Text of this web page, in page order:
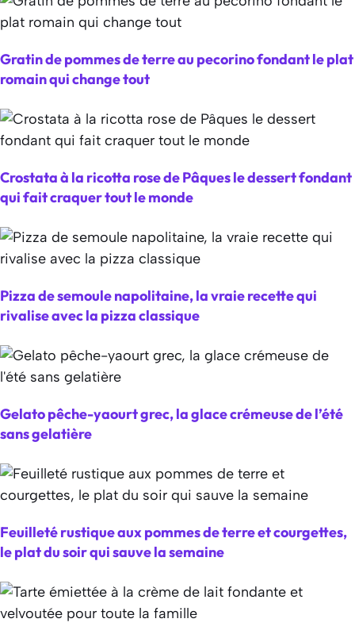
Gratin de pommes de terre au pecorino fondant le plat
romain qui change tout
Crostata à la ricotta rose de Pâques le dessert fondant
qui fait craquer tout le monde
Pizza de semoule napolitaine, la vraie recette qui
rivalise avec la pizza classique
Gelato pêche-yaourt grec, la glace crémeuse de l’été
sans gelatière
Feuilleté rustique aux pommes de terre et courgettes,
le plat du soir qui sauve la semaine